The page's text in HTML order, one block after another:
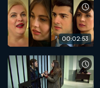
00:02:53